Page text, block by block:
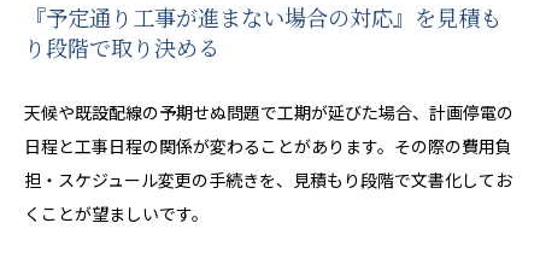
『予定通り工事が進まない場合の対応』を見積も
り段階で取り決める
天候や既設配線の予期せぬ問題で工期が延びた場合、計画停電の
日程と工事日程の関係が変わることがあります。その際の費用負
担・スケジュール変更の手続きを、見積もり段階で文書化してお
くことが望ましいです。